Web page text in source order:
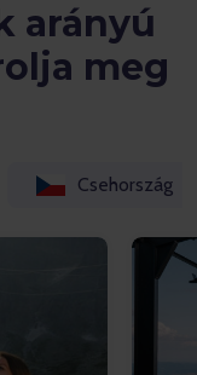
arányú
meg
Csehország